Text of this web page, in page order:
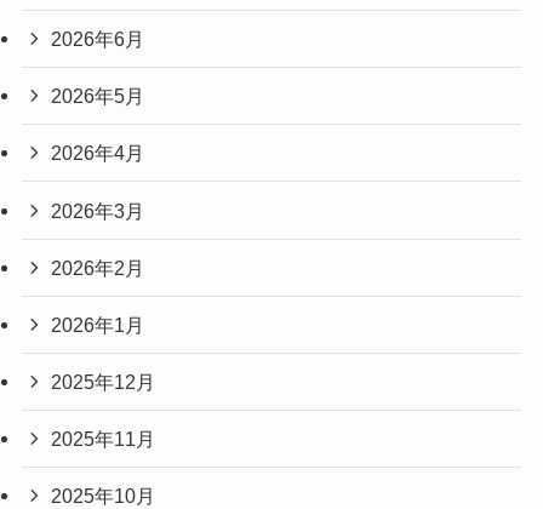
2026年6月
2026年5月
2026年4月
2026年3月
2026年2月
2026年1月
2025年12月
2025年11月
2025年10月